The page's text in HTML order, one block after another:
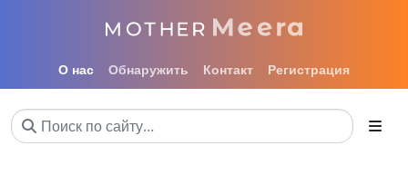
О нас Обнаружить Контакт Регистрация